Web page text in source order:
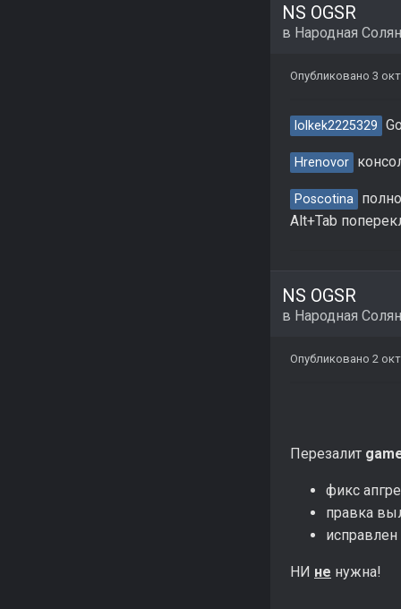
NS OGSR
в Народная
Опубликовано 3
lolkek2225329
Hrenovor
Poscotina
Alt+Tab
NS OGSR
в Народная
Опубликовано 2
Перезалит
фикс
правка
НИ не нужна!